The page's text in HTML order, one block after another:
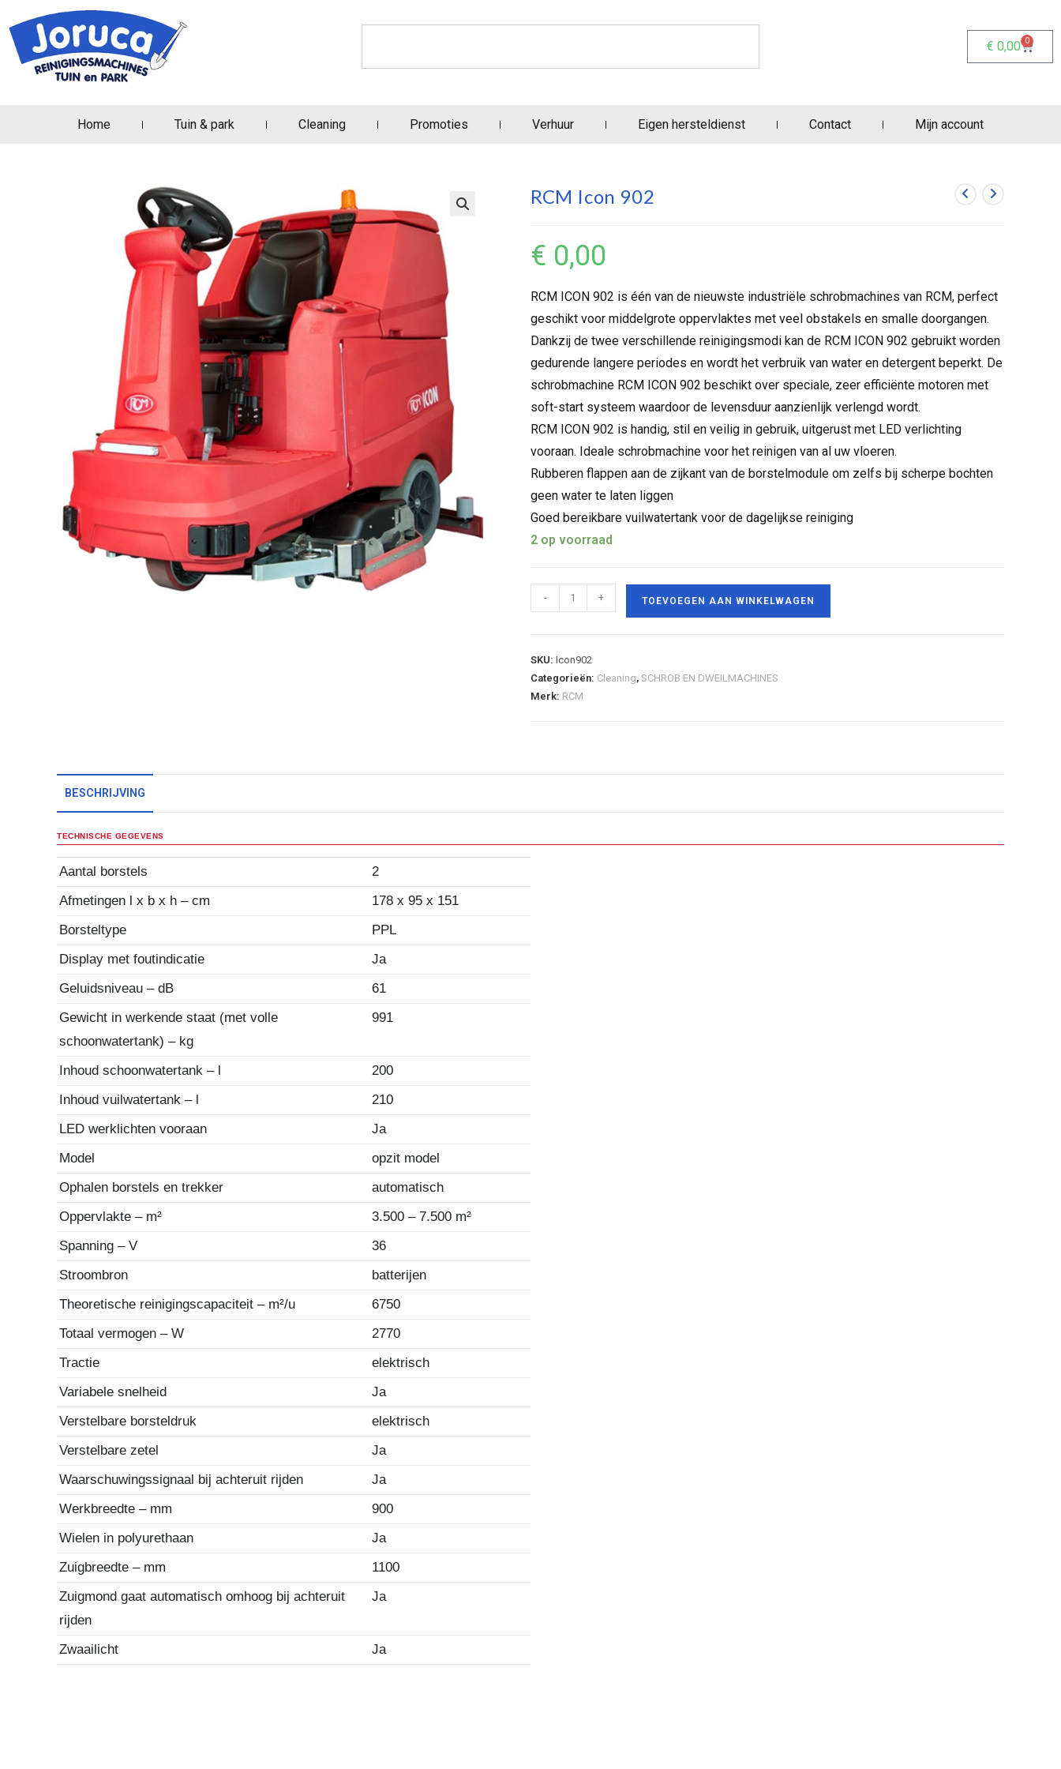
€ 0,00 0
Home Tuin & park Cleaning Promoties Verhuur Eigen hersteldienst Contact Mijn account
RCM Icon 902
€ 0,00
RCM ICON 902 is één van de nieuwste industriële schrobmachines van RCM, perfect
geschikt voor middelgrote oppervlaktes met veel obstakels en smalle doorgangen.
Dankzij de twee verschillende reinigingsmodi kan de RCM ICON 902 gebruikt worden
gedurende langere periodes en wordt het verbruik van water en detergent beperkt. De
schrobmachine RCM ICON 902 beschikt over speciale, zeer efficiënte motoren met
soft-start systeem waardoor de levensduur aanzienlijk verlengd wordt.
RCM ICON 902 is handig, stil en veilig in gebruik, uitgerust met LED verlichting
vooraan. Ideale schrobmachine voor het reinigen van al uw vloeren.
Rubberen flappen aan de zijkant van de borstelmodule om zelfs bij scherpe bochten
geen water te laten liggen
Goed bereikbare vuilwatertank voor de dagelijkse reiniging
2 op voorraad
- + TOEVOEGEN AAN WINKELWAGEN
SKU: Icon902
Categorieën: Cleaning, SCHROB EN DWEILMACHINES
Merk: RCM
BESCHRIJVING
TECHNISCHE GEGEVENS
Aantal borstels
2
Afmetingen l x b x h – cm
178 x 95 x 151
Borsteltype
PPL
Display met foutindicatie
Ja
Geluidsniveau – dB
61
Gewicht in werkende staat (met volle
schoonwatertank) – kg
991
Inhoud schoonwatertank – l
200
Inhoud vuilwatertank – l
210
LED werklichten vooraan
Ja
Model
opzit model
Ophalen borstels en trekker
automatisch
Oppervlakte – m²
3.500 – 7.500 m²
Spanning – V
36
Stroombron
batterijen
Theoretische reinigingscapaciteit – m²/u
6750
Totaal vermogen – W
2770
Tractie
elektrisch
Variabele snelheid
Ja
Verstelbare borsteldruk
elektrisch
Verstelbare zetel
Ja
Waarschuwingssignaal bij achteruit rijden
Ja
Werkbreedte – mm
900
Wielen in polyurethaan
Ja
Zuigbreedte – mm
1100
Zuigmond gaat automatisch omhoog bij achteruit
rijden
Ja
Zwaailicht Ja